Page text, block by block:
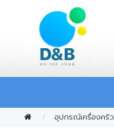
อุปกรณ์เครื่องครัว